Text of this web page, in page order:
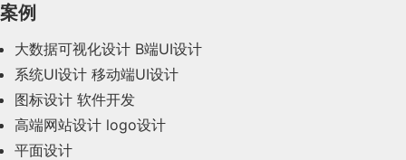
2023年10月(14)
2023年8月(88)
案例
大数据可视化设计 B端UI设计
系统UI设计 移动端UI设计
图标设计 软件开发
高端网站设计 logo设计
平面设计